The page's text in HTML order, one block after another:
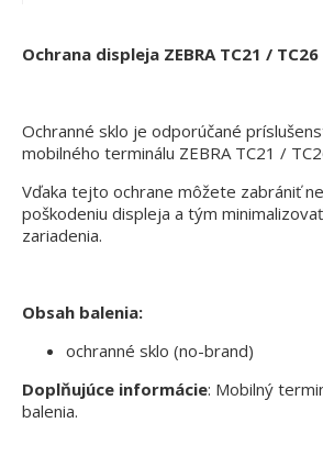
Ochrana displeja ZEBRA TC21 /
Ochranné sklo je odporúčané
mobilného terminálu ZEBRA TC21 /
Vďaka tejto ochrane môžete zabrániť
poškodeniu displeja a tým
zariadenia.
Obsah balenia:
ochranné sklo (no-brand)
​Doplňujúce informácie: Mobilný
balenia.